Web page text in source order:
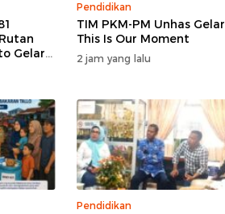
Gelar
Pendidikan
TIM PKM-PM Unhas Gelar
This Is Our Moment
2 jam yang lalu
Pendidikan